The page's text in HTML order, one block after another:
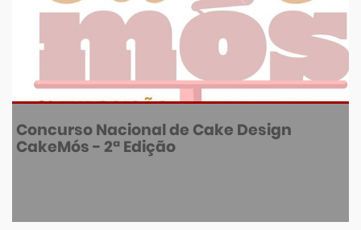
Concurso Nacional de Cake Design
CakeMós - 2ª Edição